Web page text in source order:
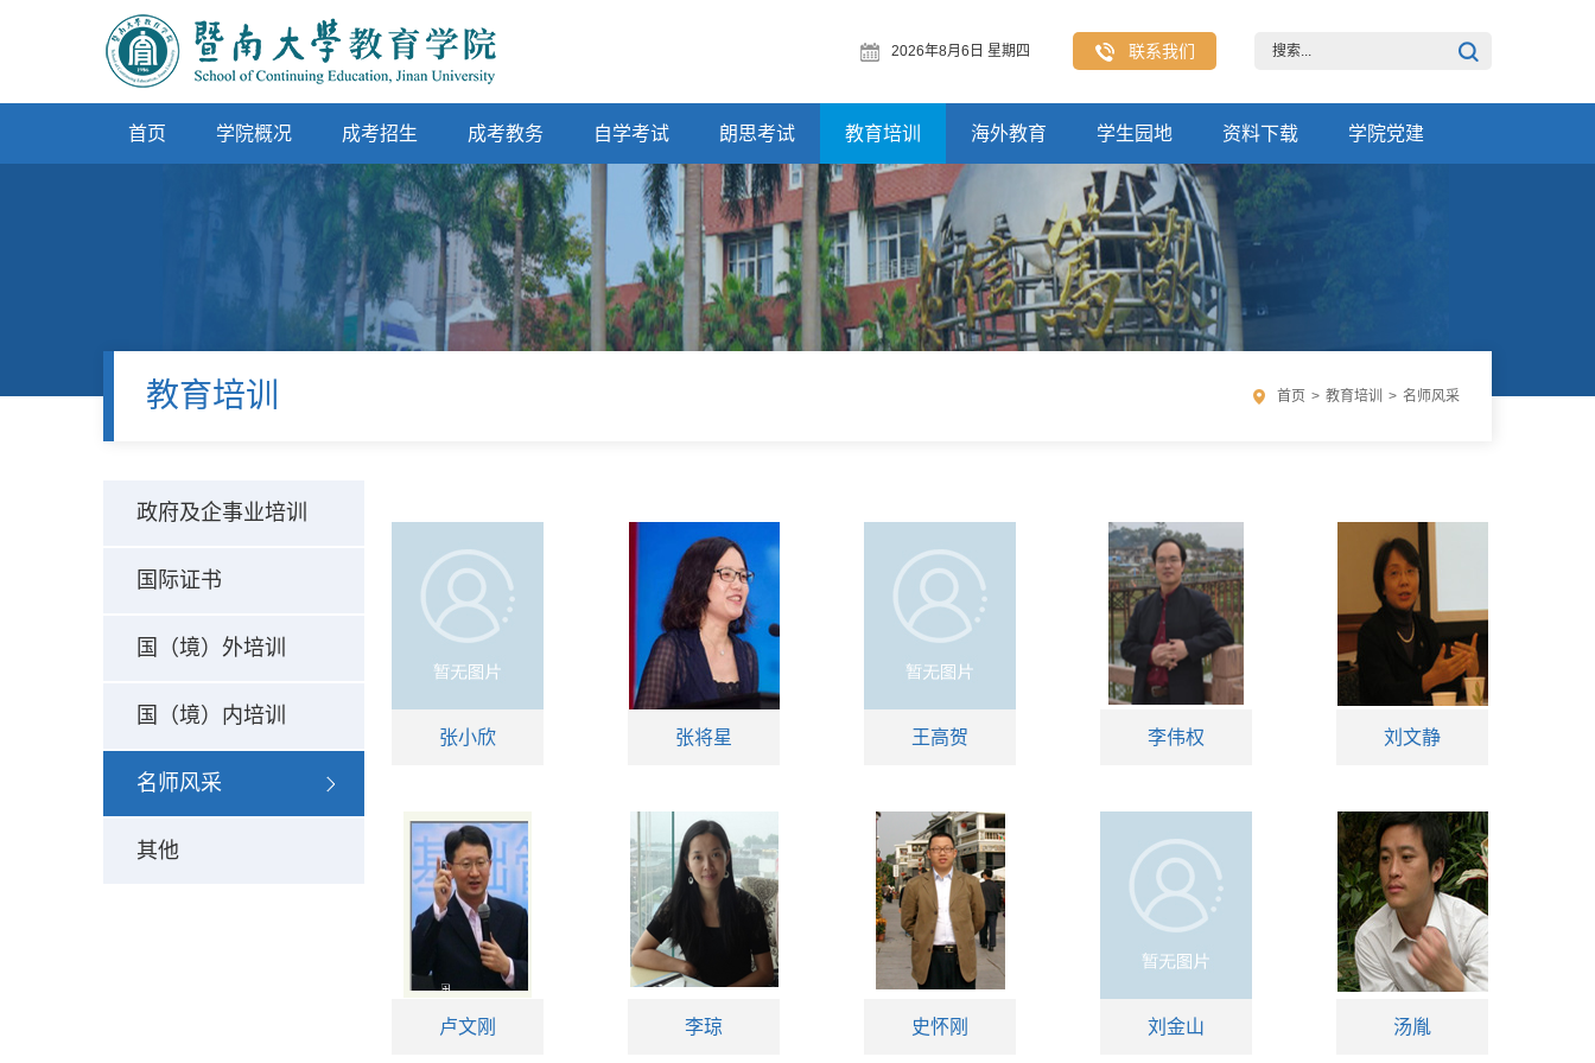
2026年8月6日 星期四 联系我们
首页 学院概况 成考招生 成考教务 自学考试 朗思考试 教育培训 海外教育 学生园地 资料下载 学院党建
教育培训 首页 > 教育培训 > 名师风采
政府及企事业培训
国际证书
国（境）外培训
国（境）内培训
名师风采
其他
张小欣 张将星 王高贺 李伟权 刘文静
卢文刚 李琼 史怀刚 刘金山 汤胤